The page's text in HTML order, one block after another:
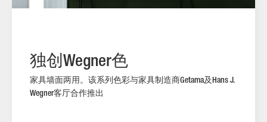
独创 Wegner色
家具墙面两用。该系列色彩与家具制造商Getama及 Hans J.
Wegner客厅合作推出